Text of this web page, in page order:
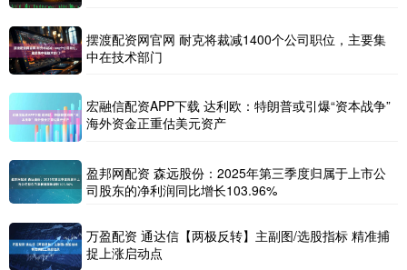
摆渡配资网官网 耐克将裁减1400个公司职位，主要集
中在技术部门
宏融信配资APP下载 达利欧：特朗普或引爆“资本战争”
海外资金正重估美元资产
盈邦网配资 森远股份：2025年第三季度归属于上市公
司股东的净利润同比增长103.96%
万盈配资 通达信【两极反转】主副图/选股指标 精准捕
捉上涨启动点